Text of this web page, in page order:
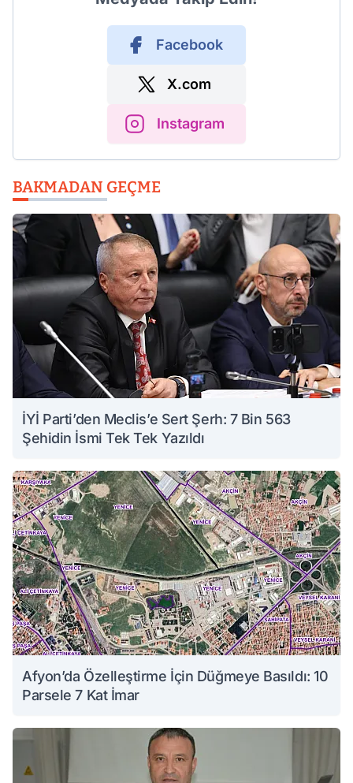
Facebook
X.com
Instagram
BAKMADAN GEÇME
İYİ Parti’den Meclis’e Sert Şerh: 7 Bin 563
Şehidin İsmi Tek Tek Yazıldı
Afyon’da Özelleştirme İçin Düğmeye Basıldı: 10
Parsele 7 Kat İmar